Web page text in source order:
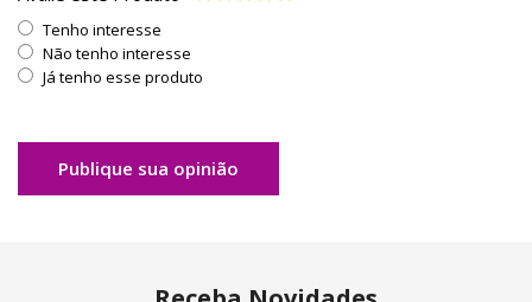
Tenho interesse
Não tenho interesse
Já tenho esse produto
Publique sua opinião